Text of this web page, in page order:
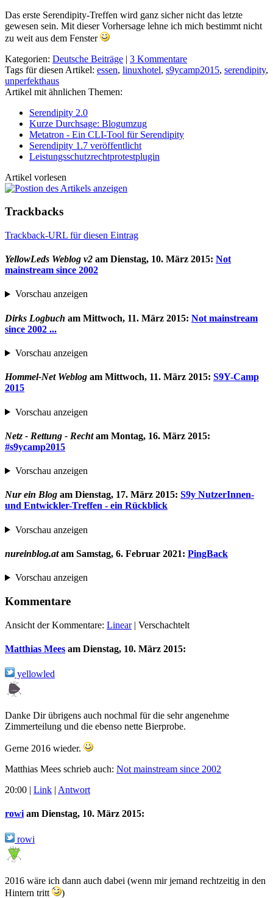
Das erste Serendipity-Treffen wird ganz sicher nicht das letzte
gewesen sein. Mit dieser Vorhersage lehne ich mich bestimmt nicht
zu weit aus dem Fenster
Kategorien: Deutsche Beiträge | 3 Kommentare
Tags für diesen Artikel: essen, linuxhotel, s9ycamp2015, serendipity,
unperfekthaus
Artikel mit ähnlichen Themen:
Serendipity 2.0
Kurze Durchsage: Blogumzug
Metatron - Ein CLI-Tool für Serendipity
Serendipity 1.7 veröffentlicht
Leistungsschutzrechtprotestplugin
Artikel vorlesen
Trackbacks
Trackback-URL für diesen Eintrag
YellowLeds Weblog v2 am Dienstag, 10. März 2015: Not
mainstream since 2002
Vorschau anzeigen
Dirks Logbuch am Mittwoch, 11. März 2015: Not mainstream
since 2002 ...
Vorschau anzeigen
Hommel-Net Weblog am Mittwoch, 11. März 2015: S9Y-Camp
2015
Vorschau anzeigen
Netz - Rettung - Rechtam Montag, 16. März 2015:
#s9ycamp2015
Vorschau anzeigen
Nur ein Blog am Dienstag, 17. März 2015: S9y NutzerInnen-
und Entwickler-Treffen - ein Rückblick
Vorschau anzeigen
nureinblog.atam Samstag, 6. Februar 2021: PingBack
Vorschau anzeigen
Kommentare
Ansicht der Kommentare: Linear| Verschachtelt
Matthias Mees am Dienstag, 10. März 2015:
yellowled
Danke Dir übrigens auch nochmal für die sehr angenehme
Zimmerteilung und die ebenso nette Bierprobe.
Gerne 2016 wieder.
Matthias Mees schrieb auch: Not mainstream since 2002
20:00 | Link | Antwort
rowi am Dienstag, 10. März 2015:
rowi
2016 wäre ich dann auch dabei (wenn mir jemand rechtzeitig in den
Hintern tritt
)